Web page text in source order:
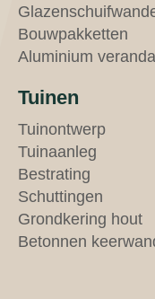
Bouwpakketten
Aluminium veranda
Tuinen
Tuinontwerp
Tuinaanleg
Bestrating
Schuttingen
Grondkering hout
Betonnen